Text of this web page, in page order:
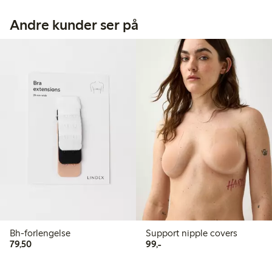
Andre kunder ser på
Bh-forlengelse
79,5079,50 kr
Support nipple covers
99,-99,00 kr